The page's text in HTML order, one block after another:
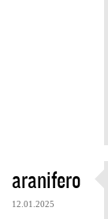
aranifero
12.01.2025